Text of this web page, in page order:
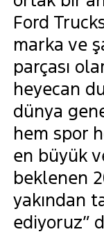
Ford
marka ve
parçası
heyecan
dünya
hem spor
en büyük
beklenen
yakından
ediyoruz”